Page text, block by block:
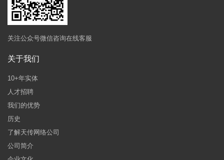
关注公众号微信咨询在线客服
关于我们
10+年实体
人才招聘
我们的优势
历史
了解天传网络公司
公司简介